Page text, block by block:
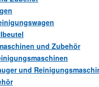
und Zubehör
und